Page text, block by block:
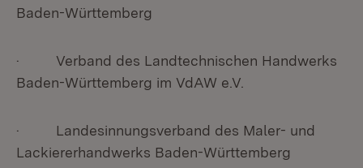
Baden-Württemberg
· Verband des Landtechnischen Handwerks
Baden-Württemberg im VdAW e.V.
· Landesinnungsverband des Maler- und
Lackiererhandwerks Baden-Württemberg